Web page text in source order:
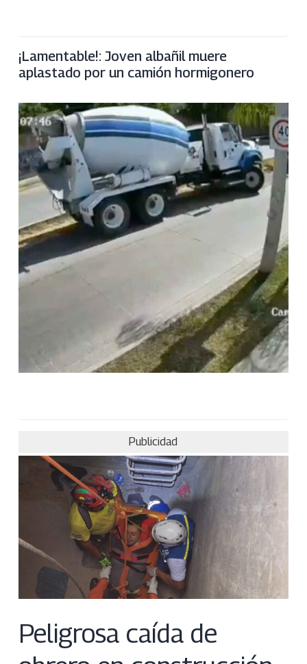
¡Lamentable!: Joven albañil muere
aplastado por un camión hormigonero
Publicidad
Peligrosa caída de